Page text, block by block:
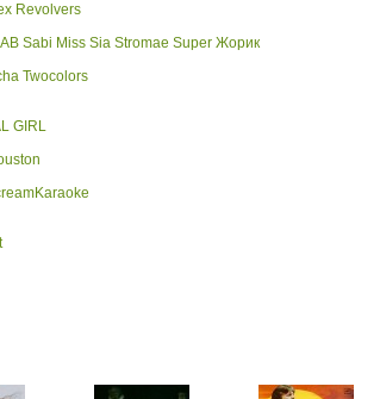
Revolvers
Sabi Miss Sia Stromae Super Жорик
Twocolors
GIRL